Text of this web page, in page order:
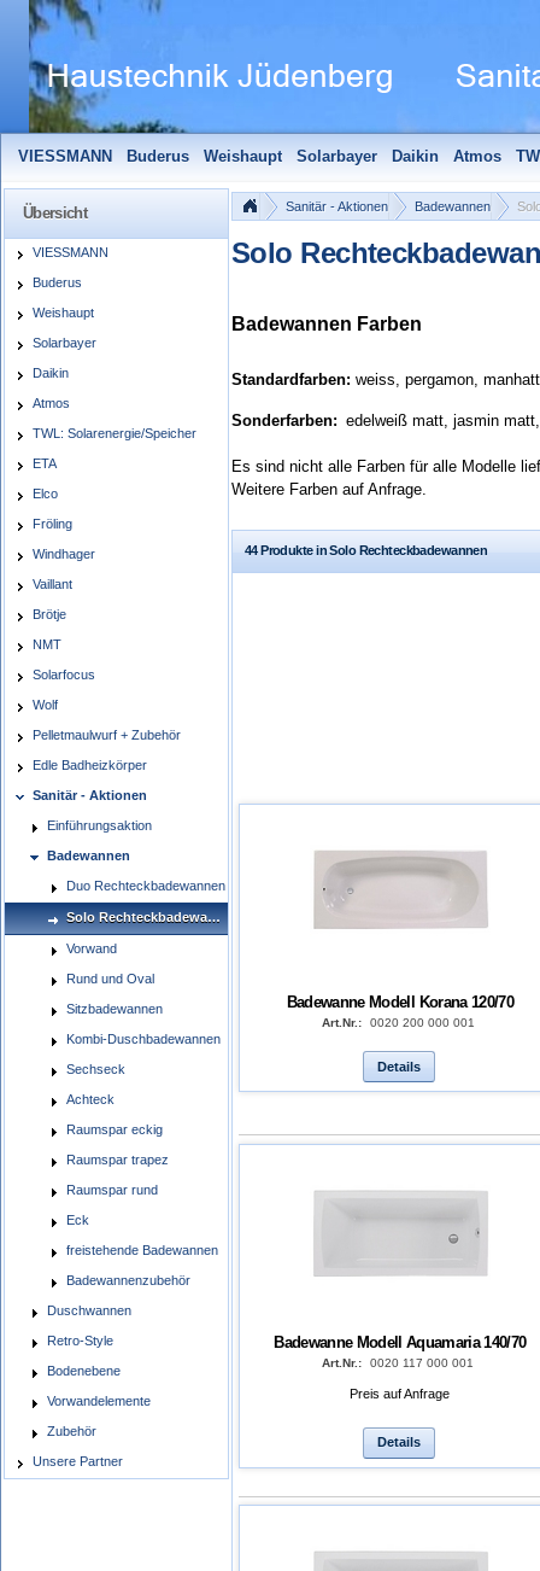
VIESSMANN Buderus Weishaupt Solarbayer Daikin Atmos
Solarfocus
Wolf Pelletmaulwurf + Zubehör Edle Badheizkörper
Übersicht
VIESSMANN
Buderus
Weishaupt
Solarbayer
Daikin
Atmos
TWL: Solarenergie/Speicher
ETA
Elco
Fröling
Windhager
Vaillant
Brötje
NMT
Solarfocus
Wolf
Pelletmaulwurf + Zubehör
Edle Badheizkörper
Sanitär - Aktionen
Einführungsaktion
Badewannen
Duo Rechteckbadewannen
Solo Rechteckbadewannen
Vorwand
Rund und Oval
Sitzbadewannen
Kombi-Duschbadewannen
Sechseck
Achteck
Raumspar eckig
Raumspar trapez
Raumspar rund
Eck
freistehende Badewannen
Badewannenzubehör
Duschwannen
Retro-Style
Bodenebene
Vorwandelemente
Zubehör
Unsere Partner
Sanitär - Aktionen Badewannen
Solo
Badewannen Farben
Standardfarben: weiss, pergamon,
Sonderfarben: edelweiß matt, jasmin
Es sind nicht alle Farben für alle Modelle
Weitere Farben auf Anfrage.
44 Produkte in Solo Rechteckbadewannen
Badewanne Modell Korana 120/70
Art.Nr.: 0020 200 000 001
Details
Badewanne Modell Aquamaria 140/70
Art.Nr.: 0020 117 000 001
Preis auf Anfrage
Details